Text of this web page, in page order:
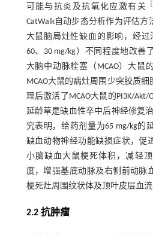
可能与抗炎及抗氧化应激有关
CatWalk自动步态分析作为评估
大鼠脑局灶性缺血的影响，经过
60、30 mg/kg）不同程度地改善
大脑中动脉栓塞（MCAO）大鼠
MCAO大鼠的病灶周围少突胶质
理后激活了MCAO大鼠的PI3K/Akt/
延龄草是缺血性卒中后神经修复
究表明，给药剂量为65 mg/kg的
缺血动物神经功能缺损症状，促
小脑缺血大鼠梗死体积，减轻
度，增强基底动脉及右侧前动脉
梗死灶周围纹状体及顶叶皮层血流
2.2 抗肿瘤